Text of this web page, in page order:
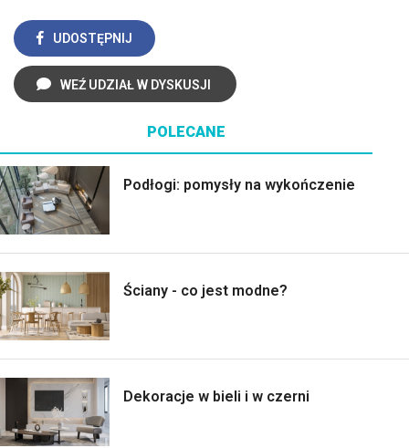
UDOSTĘPNIJ
WEŹ UDZIAŁ W DYSKUSJI
POLECANE
Podłogi: pomysły na wykończenie
Ściany - co jest modne?
Dekoracje w bieli i w czerni